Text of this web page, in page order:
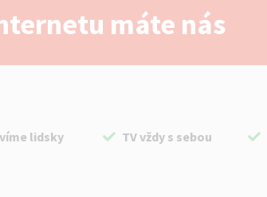
máte nás
lidsky TV vždy s sebou